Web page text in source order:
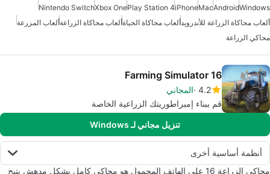
Windows
Android
Mac
iPhone
Play Station 4
Xbox One
Nintendo Switch
ألعاب محاكاة الزراعة للأندرويدألعاب محاكاة الحياةألعاب محاكاة الزراعةألعاب المزرعة
محاكي الزراعة
Farming Simulator 16
4.2 المجاني
قم ببناء إمبراطوريتك الزراعية الخاصة
تنزيل مجاني لـ Windows
أنظمة أساسية أخرى
محاكي الزراعة 16 على الهاتف المحمول هو محاكي كامل بشكل مدهش يتيح